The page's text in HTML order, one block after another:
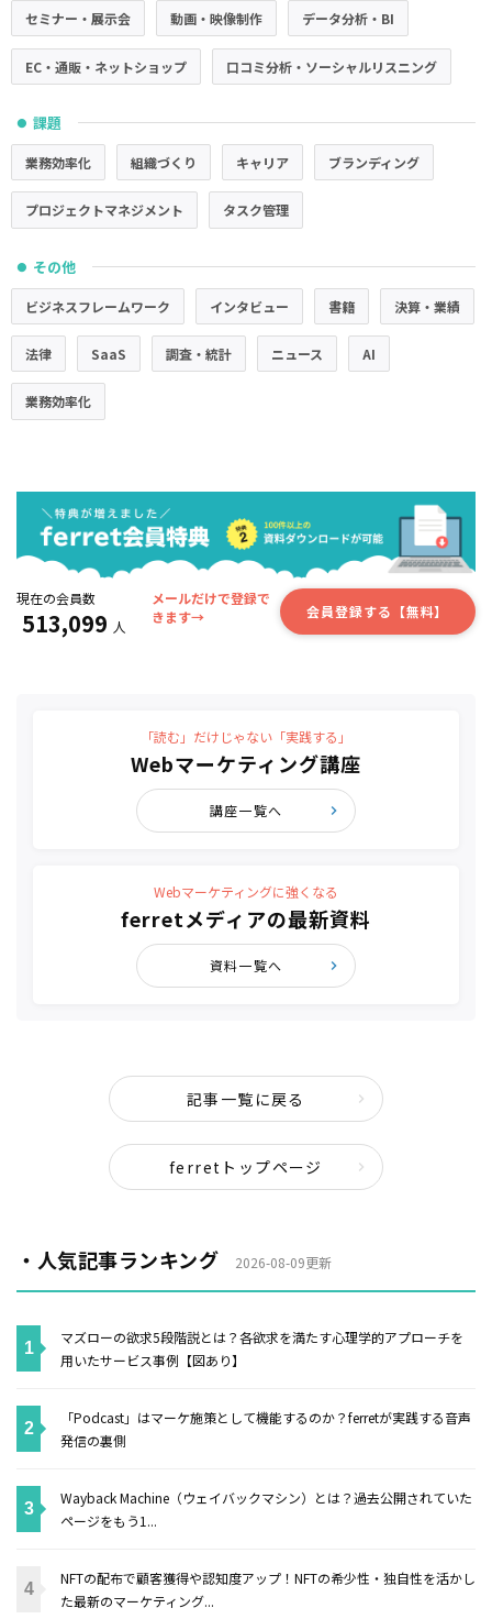
セミナー・展示会 動画・映像制作 データ分析・BI
EC・通販・ネットショップ 口コミ分析・ソーシャルリスニング
● 課題
業務効率化 組織づくり キャリア ブランディング
プロジェクトマネジメント タスク管理
● その他
ビジネスフレームワーク インタビュー 書籍 決算・業績
法律 SaaS 調査・統計 ニュース AI
業務効率化
現在の会員数
513,099 人
メールだけで登録で
きます→
会員登録する【無料】
「読む」だけじゃない「実践する」
Webマーケティング講座
講座一覧へ
Webマーケティングに強くなる
ferretメディアの最新資料
資料一覧へ
記事一覧に戻る
ferretトップページ
・人気記事ランキング 2026-08-09更新
マズローの欲求5段階説とは？各欲求を満たす心理学的アプローチを
用いたサービス事例【図あり】
「Podcast」はマーケ施策として機能するのか？ferretが実践する音声
発信の裏側
Wayback Machine（ウェイバックマシン）とは？過去公開されていた
ページをもう1...
NFTの配布で顧客獲得や認知度アップ！NFTの希少性・独自性を活かし
た最新のマーケティング...